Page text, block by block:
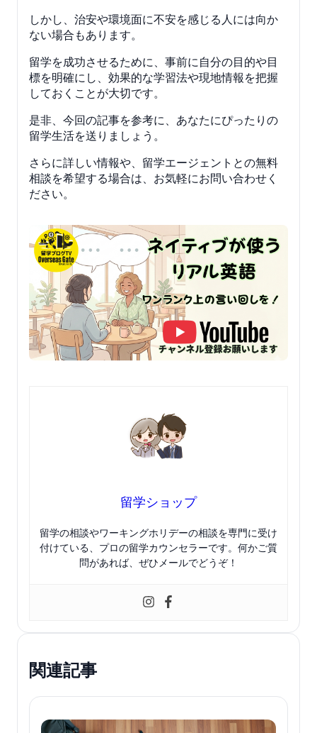
しかし、治安や環境面に不安を感じる人には向か
ない場合もあります。
留学を成功させるために、事前に自分の目的や目
標を明確にし、効果的な学習法や現地情報を把握
しておくことが大切です。
是非、今回の記事を参考に、あなたにぴったりの
留学生活を送りましょう。
さらに詳しい情報や、留学エージェントとの無料
相談を希望する場合は、お気軽にお問い合わせく
ださい。
留学ショップ
留学の相談やワーキングホリデーの相談を専門に受け
付けている、プロの留学カウンセラーです。何かご質
問があれば、ぜひメールでどうぞ！
関連記事